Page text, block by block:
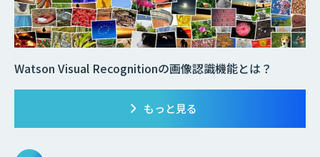
Watson Visual Recognitionの画像認識機能とは？
もっと見る